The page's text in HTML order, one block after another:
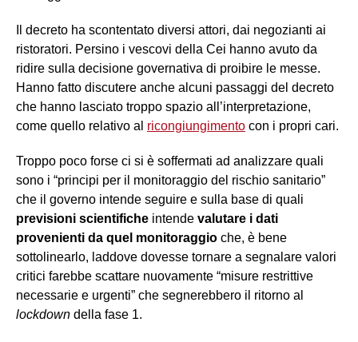
Il decreto ha scontentato diversi attori, dai negozianti ai
ristoratori. Persino i vescovi della Cei hanno avuto da
ridire sulla decisione governativa di proibire le messe.
Hanno fatto discutere anche alcuni passaggi del decreto
che hanno lasciato troppo spazio all’interpretazione,
come quello relativo al ricongiungimento con i propri cari.
Troppo poco forse ci si è soffermati ad analizzare quali
sono i “principi per il monitoraggio del rischio sanitario”
che il governo intende seguire e sulla base di quali
previsioni scientifiche intende valutare i dati
provenienti da quel monitoraggio che, è bene
sottolinearlo, laddove dovesse tornare a segnalare valori
critici farebbe scattare nuovamente “misure restrittive
necessarie e urgenti” che segnerebbero il ritorno al
lockdown della fase 1.